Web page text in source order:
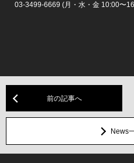
03-3499-6669 (月・水・金 10:00〜
前の記事へ
News